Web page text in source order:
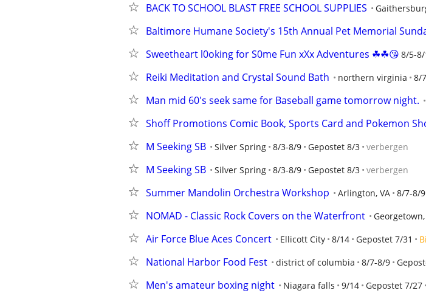
BACK TO SCHOOL BLAST FREE SCHOOL SUPPLIES
Baltimore Humane Society's 15th Annual Pet Memorial
Sweetheart l0oking for S0me Fun xXx Adventures ☘☘😘 8/5-
Reiki Meditation and Crystal Sound Bath northern virginia 8/7
Man mid 60's seek same for Baseball game tomorrow night.
Shoff Promotions Comic Book, Sports Card and Pokemon
M Seeking SB Silver Spring 8/3-8/9 Gepostet 8/3 verbergen
M Seeking SB Silver Spring 8/3-8/9 Gepostet 8/3 verbergen
Summer Mandolin Orchestra Workshop Arlington, VA 8/7-8/9
NOMAD - Classic Rock Covers on the Waterfront Georgetown,
Air Force Blue Aces Concert Ellicott City 8/14 Gepostet 7/31
National Harbor Food Fest district of columbia 8/7-8/9
Men's amateur boxing night Niagara falls 9/14 Gepostet 7/27